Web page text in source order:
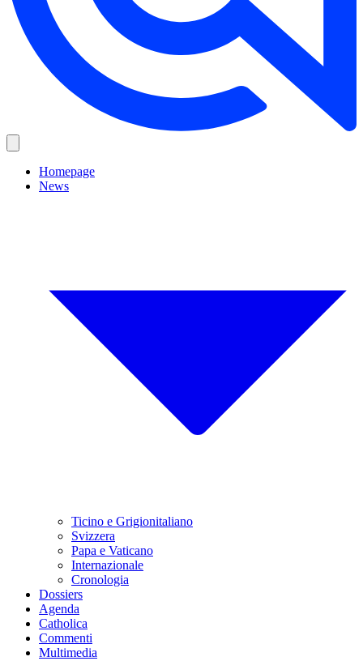
Homepage
News
Ticino e Grigionitaliano
Svizzera
Papa e Vaticano
Internazionale
Cronologia
Dossiers
Agenda
Catholica
Commenti
Multimedia